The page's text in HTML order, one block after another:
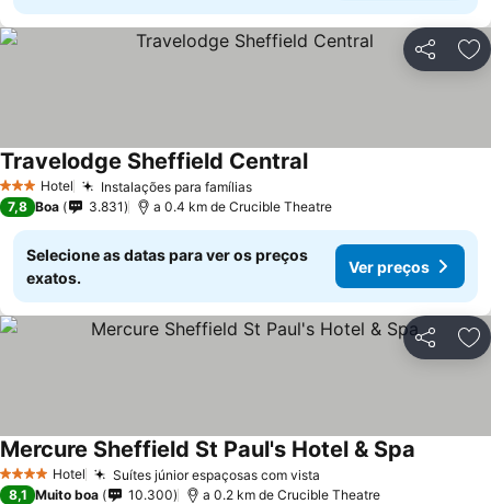
Partilhar
3 EstrelasHotel Instalações para famíliasVer preços
Travelodge Sheffield CentralVer preços
7,8 Boa 3.831 a 0.4 km de Crucible Theatre
Selecione as datas para ver os preços
exatos.
Ver preços
Partilhar
4 EstrelasHotel Suítes júnior espaçosas com vista
Mercure Sheffield St Paul's Hotel & Spa
8,1 Muito boa 10.300 a 0.2 km de Crucible Theatre